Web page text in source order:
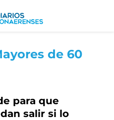
de 60
para que
salir si lo